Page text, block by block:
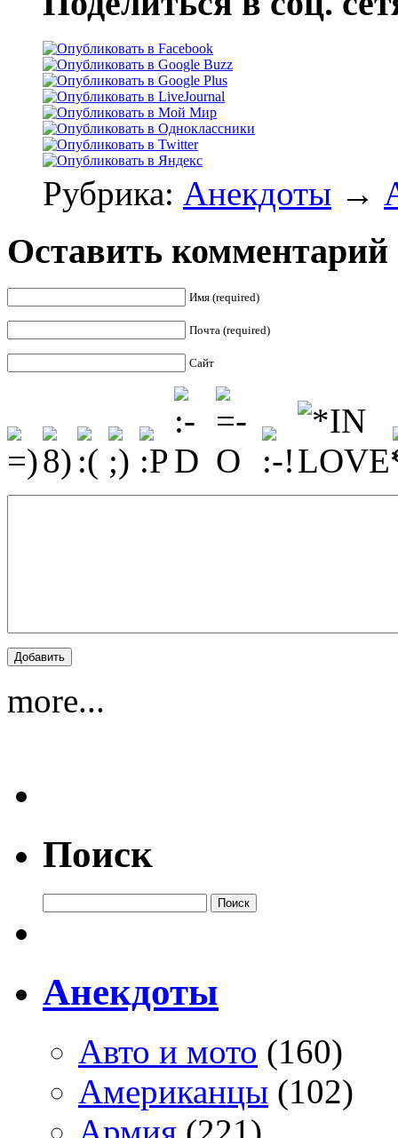
Рубрика: Анекдоты →
Оставить комментарий
Имя (required)
Почта (required)
Сайт
more...
Поиск
Анекдоты
Авто и мото (160)
Американцы (102)